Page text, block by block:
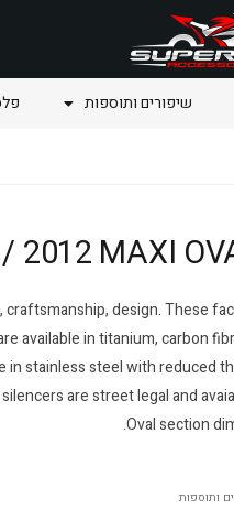
שיפורים ותוספות
design. These
available in titanium, carbon
in stainless steel with reduced
are street legal and
Oval section
ותוספות